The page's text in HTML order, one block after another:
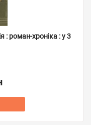
: роман-хроніка : у 3